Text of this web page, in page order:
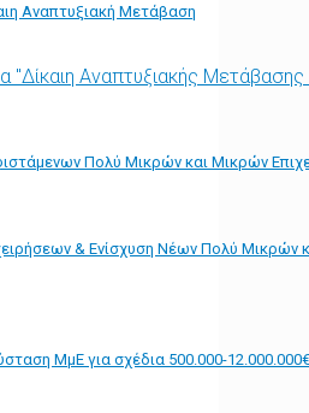
Αναπτυξιακή Μετάβαση
"Δίκαιη Αναπτυξιακής
Πολύ Μικρών και Μικρών
& Ενίσχυση Νέων Πολύ Μικρών
ΜμΕ για σχέδια 500.000-